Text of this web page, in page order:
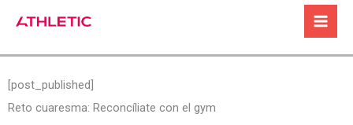
[post_published]
Reto cuaresma: Reconcíliate con el gym